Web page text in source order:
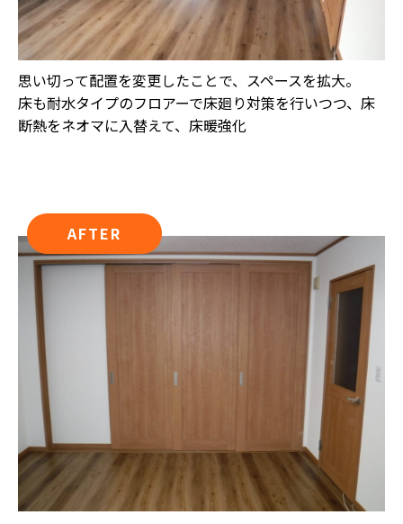
思い切って配置を変更したことで、スペースを拡大。
床も耐水タイプのフロアーで床廻り対策を行いつつ、床
断熱をネオマに入替えて、床暖強化
AFTER